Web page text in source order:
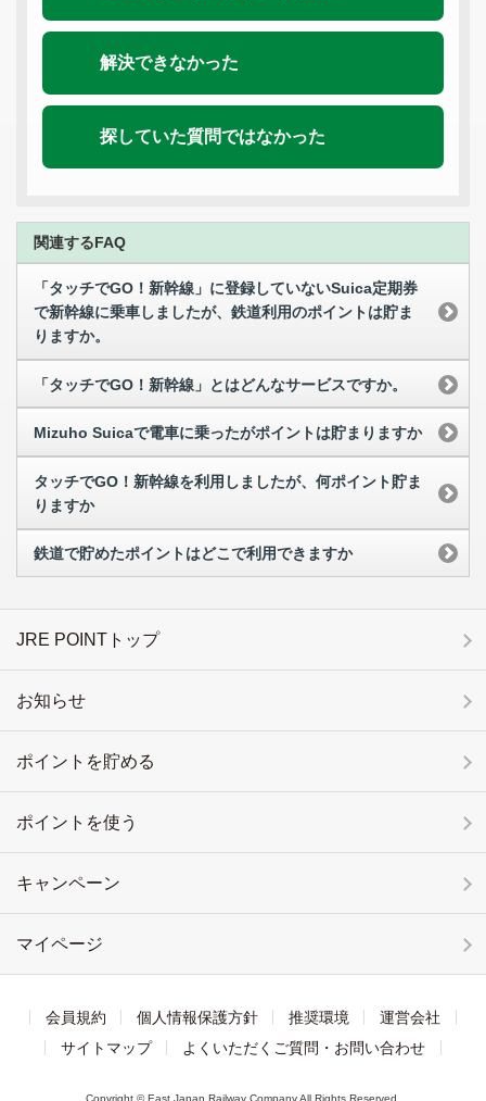
解決できなかった
探していた質問ではなかった
関連するFAQ
「タッチでGO！新幹線」に登録していないSuica定期券
で新幹線に乗車しましたが、鉄道利用のポイントは貯ま
りますか。
「タッチでGO！新幹線」とはどんなサービスですか。
Mizuho Suicaで電車に乗ったがポイントは貯まりますか
タッチでGO！新幹線を利用しましたが、何ポイント貯ま
りますか
鉄道で貯めたポイントはどこで利用できますか
JRE POINTトップ
お知らせ
ポイントを貯める
ポイントを使う
キャンペーン
マイページ
会員規約 個人情報保護方針 推奨環境
運営会社
サイトマップ
よくいただくご質問・お問い合わせ
Copyright © East Japan Railway Company All Rights Reserved.